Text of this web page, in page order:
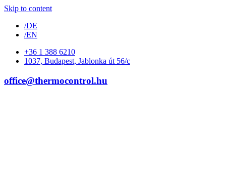
Skip to content
/DE
/EN
+36 1 388 6210
1037, Budapest, Jablonka út 56/c
office@thermocontrol.hu